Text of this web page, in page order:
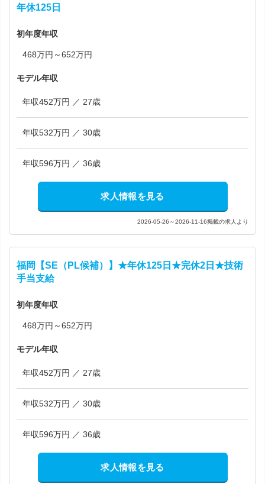
年休125日
初年度年収
468万円～652万円
モデル年収
年収452万円 ／ 27歳
年収532万円 ／ 30歳
年収596万円 ／ 36歳
求人情報を見る
2026-05-26～2026-11-16掲載の求人より
福岡【SE（PL候補）】★年休125日★完休2日★技術
手当支給
初年度年収
468万円～652万円
モデル年収
年収452万円 ／ 27歳
年収532万円 ／ 30歳
年収596万円 ／ 36歳
求人情報を見る